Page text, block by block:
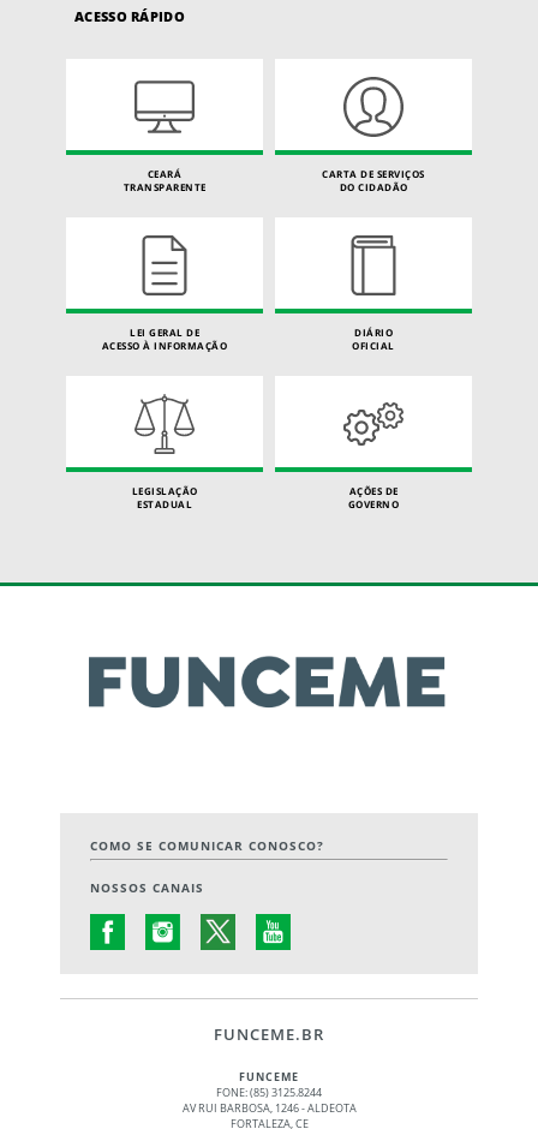
ACESSO RÁPIDO
CEARÁ
TRANSPARENTE
CARTA DE SERVIÇOS
DO CIDADÃO
LEI GERAL DE
ACESSO À INFORMAÇÃO
DIÁRIO
OFICIAL
LEGISLAÇÃO
ESTADUAL
AÇÕES DE
GOVERNO
COMO SE COMUNICAR CONOSCO?
NOSSOS CANAIS
FUNCEME.BR
FUNCEME
FONE: (85) 3125.8244
AV RUI BARBOSA, 1246 - ALDEOTA
FORTALEZA, CE